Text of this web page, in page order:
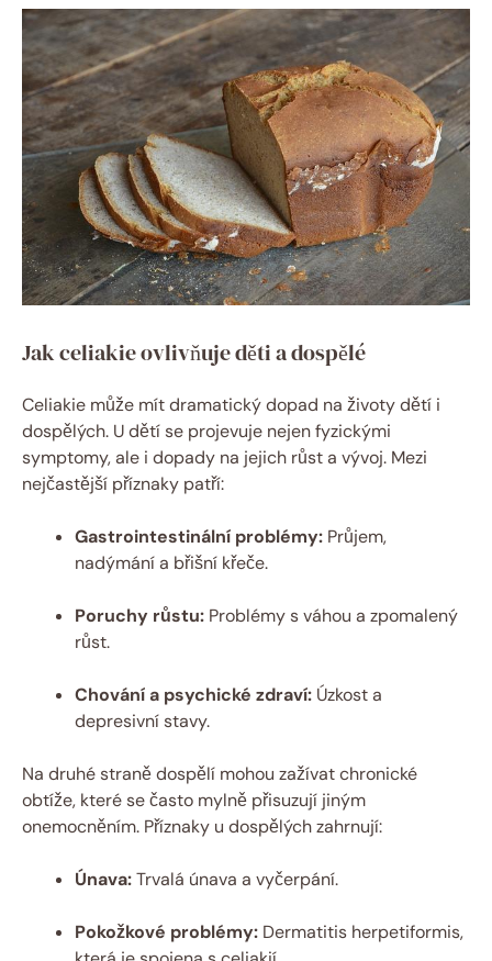
Jak celiakie ovlivňuje děti a dospělé
Celiakie může mít dramatický dopad na životy dětí i
dospělých. U dětí se projevuje nejen fyzickými
symptomy, ale i dopady na jejich růst a vývoj. Mezi
nejčastější příznaky patří:
Gastrointestinální problémy: Průjem,
nadýmání a břišní křeče.
Poruchy růstu: Problémy s váhou a zpomalený
růst.
Chování a psychické zdraví: Úzkost a
depresivní stavy.
Na druhé straně dospělí mohou zažívat chronické
obtíže, které se často mylně přisuzují jiným
onemocněním. Příznaky u dospělých zahrnují:
Únava:Trvalá únava a vyčerpání.
Pokožkové problémy: Dermatitis herpetiformis,